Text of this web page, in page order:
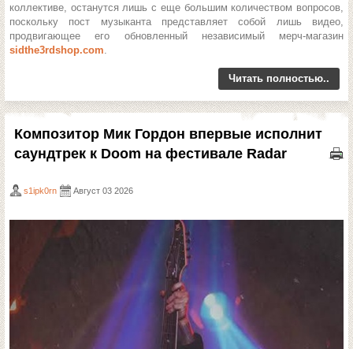
коллективе, останутся лишь с еще большим количеством вопросов,
поскольку пост музыканта представляет собой лишь видео,
продвигающее его обновленный независимый мерч-магазин
sidthe3rdshop.com.
Читать полностью..
Композитор Мик Гордон впервые исполнит
саундтрек к Doom на фестивале Radar
s1ipk0rn Август 03 2026